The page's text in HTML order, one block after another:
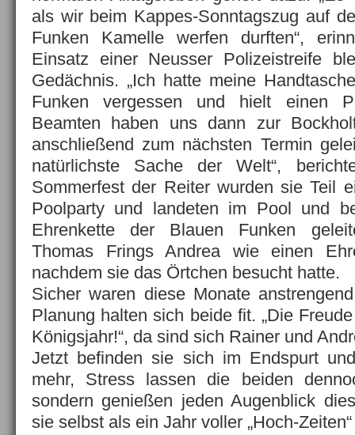
als wir beim Kappes-Sonntagszug auf
Funken Kamelle werfen durften“,
Einsatz einer Neusser Polizeistreife
Gedächnis. „Ich hatte meine
Funken vergessen und hielt einen
Beamten haben uns dann zur
anschließend zum nächsten Termin
natürlichste Sache der Welt“,
Sommerfest der Reiter wurden sie Teil
Poolparty und landeten im Pool und
Ehrenkette der Blauen Funken
Thomas Frings Andrea wie einen
nachdem sie das Örtchen besucht hatte.
Sicher waren diese Monate
Planung halten sich beide fit. „Die
Königsjahr!“, da sind sich Rainer und
Jetzt befinden sie sich im Endspurt
mehr, Stress lassen die beiden
sondern genießen jeden Augenblick
sie selbst als ein Jahr voller „Hoch-